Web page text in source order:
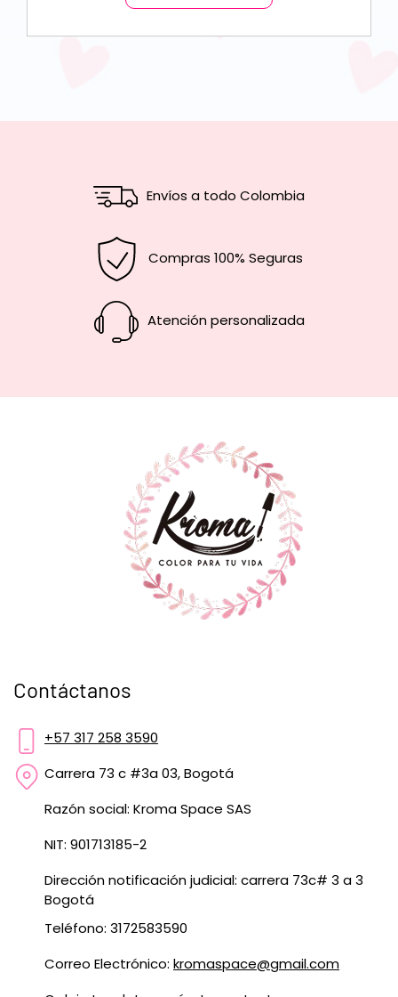
Envíos a todo Colombia
Compras 100% Seguras
Atención personalizada
Contáctanos
+57 317 258 3590
Carrera 73 c #3a 03, Bogotá
Razón social: Kroma Space SAS
NIT: 901713185-2
Dirección notificación judicial: carrera 73c# 3 a 3
Bogotá
Teléfono: 3172583590
Correo Electrónico: kromaspace@gmail.com